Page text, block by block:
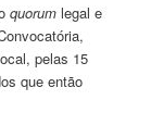
quorum legal e
pelas 15
que então